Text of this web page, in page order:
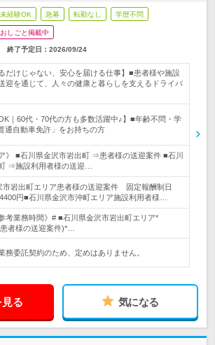
経験OK 急募 転勤なし 学歴不問
しごと掲載中
終了予定日： 2026/09/24
だけじゃない、安心を届ける仕事】■患者様や施設
迎を通じて、人々の健康と暮らしを支えるドライバ
｜60代・70代の方も多数活躍中♪】■年齢不問・学
通自動車免許」をお持ちの方
》 ■石川県金沢市岩出町 ⇒患者様の送迎案件 ■石川
⇒施設利用者様の送迎…
市岩出町エリア患者様の送迎案件 固定報酬制日
円■石川県金沢市沖町エリア施設利用者様…
考業務時間》# ■石川県金沢市岩出町エリア*
者様の送迎案件)*…
務委託契約のため、定めはありません。
る 気になる